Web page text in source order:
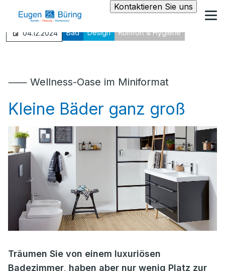
Kontaktieren Sie uns
04.12.2024 Bad Design Komfort & Hygiene
⸺ Wellness-Oase im Miniformat
Kleine Bäder ganz groß
Träumen Sie von einem luxuriösen
Badezimmer, haben aber nur wenig Platz zur